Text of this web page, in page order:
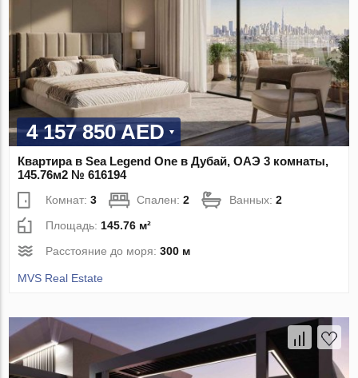
4 157 850 AED
Квартира в Sea Legend One в Дубай, ОАЭ 3 комнаты,
145.76м2 № 616194
Комнат:3 Спален:2 Ванных:2
Площадь:145.76 м²
Расстояние до моря:300 м
MVS Real Estate